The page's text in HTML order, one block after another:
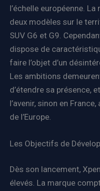
l’échelle européenne.
deux modèles sur le
SUV G6 et G9.
dispose de
faire l’objet d’un
Les ambitions
d’étendre sa présence,
l’avenir, sinon en
de l’Europe.
Les Objectifs de
Dès son lancement,
élevés. La marque